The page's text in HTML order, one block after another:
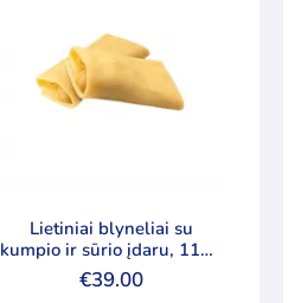
Lietiniai blyneliai su
kumpio ir sūrio įdaru, 110g
x 40vnt
€39.00